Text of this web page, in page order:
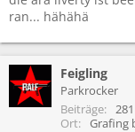
ran... hähähä
Feigling
Parkrocker
Beiträge
281
Ort
Grafing